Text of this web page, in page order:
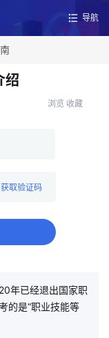
导航
绍
浏览 收藏
获取验证码
年已经退出国家职
的是“职业技能等